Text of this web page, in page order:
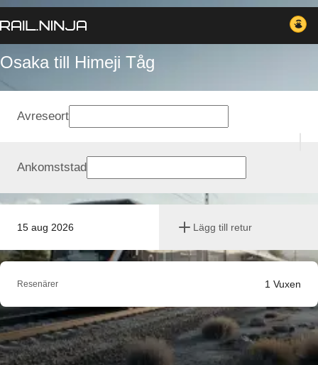
Osaka till Himeji Tåg
15 aug 2026 Lägg till retur
Avreseort
Ankomststad
Resenärer 1 Vuxen